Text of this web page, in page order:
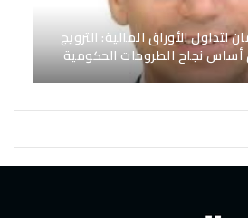
لتداول الأوراق المالية: الترويج
أساس نجاح الطروحات الحكومية